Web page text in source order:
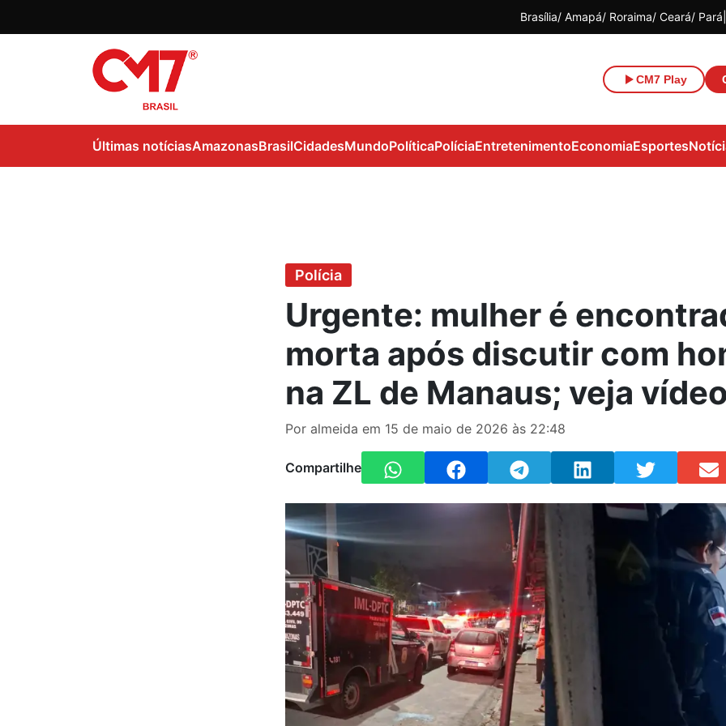
Brasília Amapá Roraima Ceará Pará
CM7 Play
Últimas notíciasAmazonasBrasilCidadesMundoPolíticaPolíciaEntretenimentoEconomiaEsportes
Polícia
Urgente: mulher é
morta após discutir com
na ZL de Manaus; veja
Por almeida em 15 de maio de 2026 às 22:48
Compartilhe